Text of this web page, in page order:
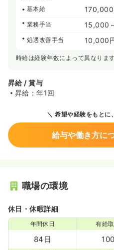
基本給
業務手当 15,000
処遇改善手当 10,000
時給は経験年数によって異なります
昇給 / 賞与
昇給：年1回
希望や経験をもとに
給与や働き方に
職場の環境
休日・休暇詳細
年間休日
84日
有給